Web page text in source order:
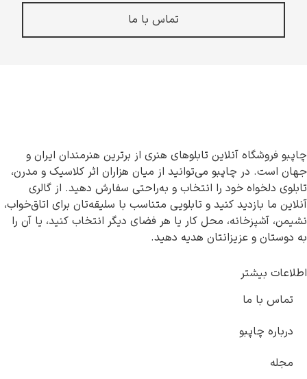
تماس با ما
چاپبو فروشگاه آنلاین تابلوهای هنری از برترین هنرمندان ایران و
جهان است. در چاپبو می‌توانید از میان هزاران اثر کلاسیک و مدرن،
تابلوی دلخواه خود را انتخاب و به‌راحتی سفارش دهید. از گالری
آنلاین ما بازدید کنید و تابلویی متناسب با سلیقه‌تان برای اتاق‌خواب،
نشیمن، آشپزخانه، محل کار یا هر فضای دیگر انتخاب کنید، یا آن را
به دوستان و عزیزانتان هدیه دهید.
اطلاعات بیشتر
تماس با ما
درباره چاپبو
مجله